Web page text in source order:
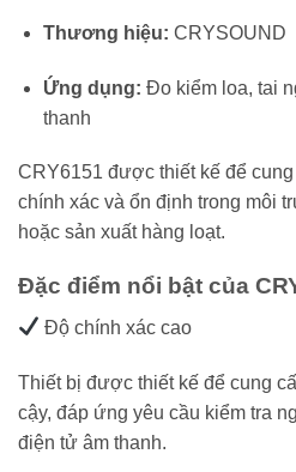
Thương hiệu: CRYSOUND
Ứng dụng: Đo kiểm loa, tai
thanh
CRY6151 được thiết kế để
chính xác và ổn định trong môi
hoặc sản xuất hàng loạt.
Đặc điểm nổi bật của
Độ chính xác cao
Thiết bị được thiết kế để cung
cậy, đáp ứng yêu cầu kiểm tra
điện tử âm thanh.